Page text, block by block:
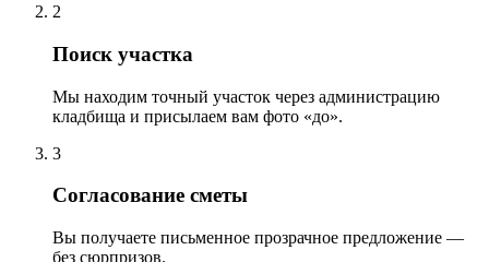
2
Поиск участка
Мы находим точный участок через администрацию
кладбища и присылаем вам фото «до».
3
Согласование сметы
Вы получаете письменное прозрачное предложение —
без сюрпризов.